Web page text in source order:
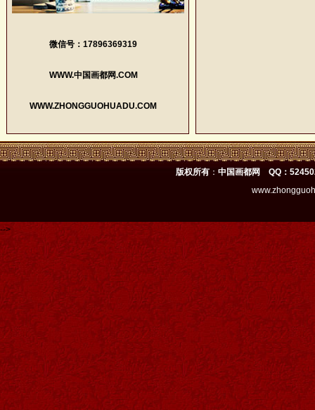
微信号：17896369319
WWW.中国画都网.COM
WWW.ZHONGGUOHUADU.COM
版权所有 ： 中国画都网 QQ：
-->